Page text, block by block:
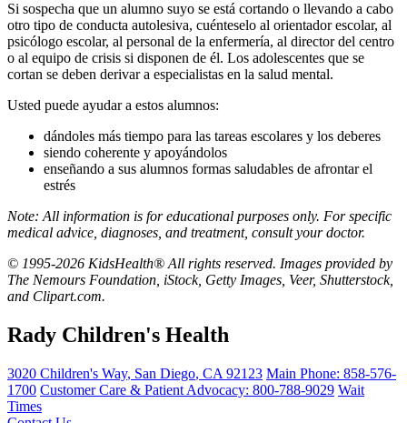
Si sospecha que un alumno suyo se está cortando o llevando a cabo
otro tipo de conducta autolesiva, cuénteselo al orientador escolar, al
psicólogo escolar, al personal de la enfermería, al director del centro
o al equipo de crisis si disponen de él. Los adolescentes que se
cortan se deben derivar a especialistas en la salud mental.
Usted puede ayudar a estos alumnos:
dándoles más tiempo para las tareas escolares y los deberes
siendo coherente y apoyándolos
enseñando a sus alumnos formas saludables de afrontar el
estrés
Note: All information is for educational purposes only. For specific
medical advice, diagnoses, and treatment, consult your doctor.
© 1995-2026 KidsHealth® All rights reserved. Images provided by
The Nemours Foundation, iStock, Getty Images, Veer, Shutterstock,
and Clipart.com.
Rady Children's Health
3020 Children's Way, San Diego, CA 92123 Main Phone: 858-576-
1700 Customer Care & Patient Advocacy: 800-788-9029 Wait
Times